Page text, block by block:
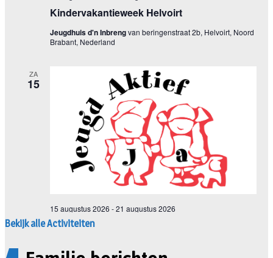
Bekijk alle Activiteiten